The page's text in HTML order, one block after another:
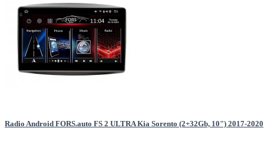
Radio Android FORS.auto FS 2 ULTRA Kia Sorento (2+32Gb, 10") 2017-2020